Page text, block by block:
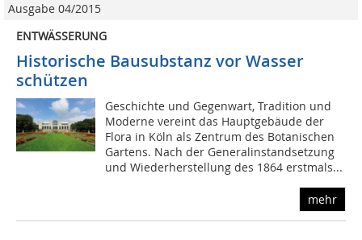
Ausgabe 04/2015
ENTWÄSSERUNG
Historische Bausubstanz vor Wasser
schützen
Geschichte und Gegenwart, Tradition und
Moderne vereint das Hauptgebäude der
Flora in Köln als Zentrum des Botanischen
Gartens. Nach der Generalinstandsetzung
und Wiederherstellung des 1864 erstmals...
mehr